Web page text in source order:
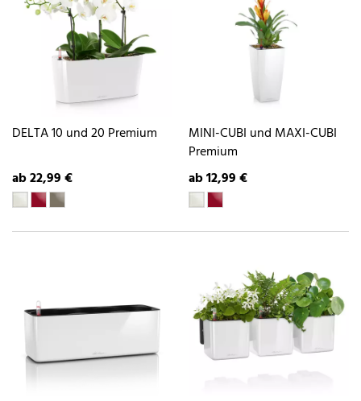
DELTA 10 und 20 Premium
ab 22,99 €
MINI-CUBI und MAXI-CUBI
Premium
ab 12,99 €